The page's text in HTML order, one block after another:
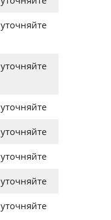
уточняйте
уточняйте
уточняйте
уточняйте
уточняйте
уточняйте
уточняйте